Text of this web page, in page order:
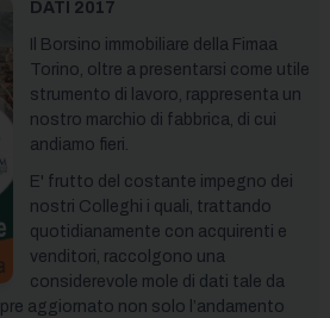
DATI 2017
Il Borsino immobiliare della Fimaa
Torino, oltre a presentarsi come utile
strumento di lavoro, rappresenta un
nostro marchio di fabbrica, di cui
andiamo fieri.
E' frutto del costante impegno dei
nostri Colleghi i quali, trattando
quotidianamente con acquirenti e
venditori, raccolgono una
considerevole mole di dati tale da
aggiornato non solo l’andamento